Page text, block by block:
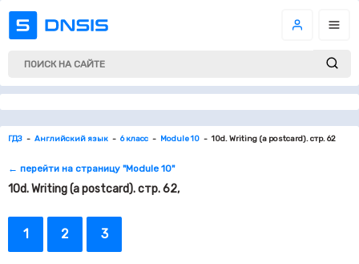
ГДЗ Английский язык 6 класс Module 10 10d. Writing (a postcard). стр. 62
← перейти на страницу "Module 10"
10d. Writing (a postcard). стр. 62,
1 2 3